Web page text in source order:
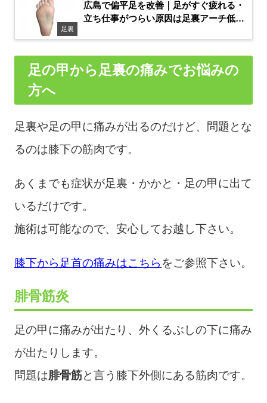
足裏
広島で偏平足を改善｜足がすぐ疲れる・
立ち仕事がつらい原因は足裏アーチ低下
足の甲から足裏の痛みでお悩みの
方へ
足裏や足の甲に痛みが出るのだけど、問題とな
るのは膝下の筋肉です。
あくまでも症状が足裏・かかと・足の甲に出て
いるだけです。
施術は可能なので、安心してお越し下さい。
膝下から足首の痛みはこちら をご参照下さい。
腓骨筋炎
足の甲に痛みが出たり、外くるぶしの下に痛み
が出たりします。
問題は腓骨筋と言う膝下外側にある筋肉です。